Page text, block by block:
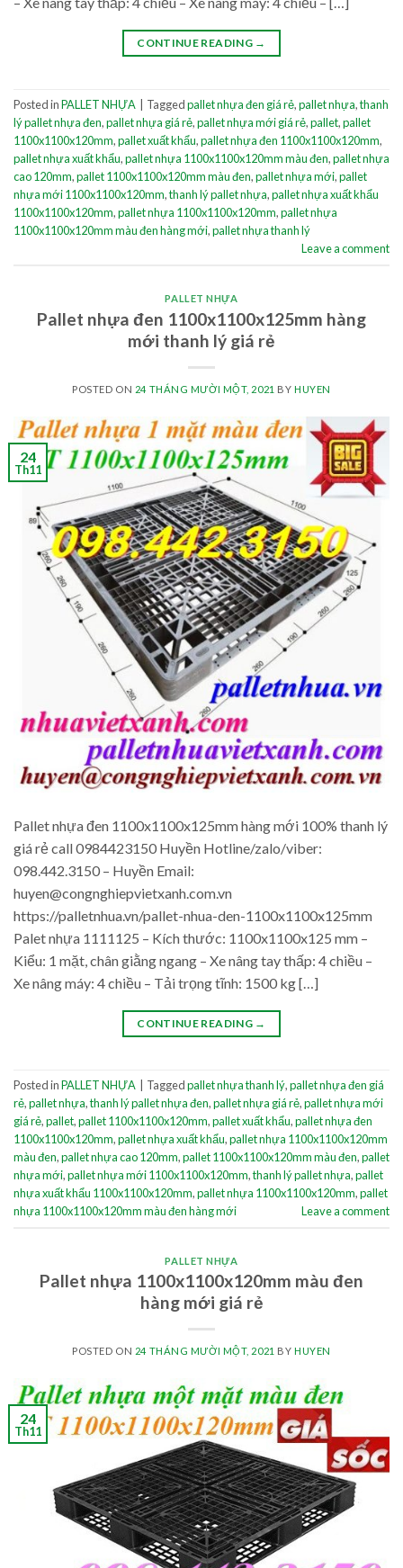
CONTINUE READING →
Posted inPALLET NHỰA Taggedpallet nhựa đen giá rẻ,pallet nhựa,thanh
lý pallet nhựa đen,pallet nhựa giá rẻ,pallet nhựa mới giá rẻ,pallet,pallet
1100x1100x120mm,pallet xuất khẩu,pallet nhựa đen 1100x1100x120mm,
pallet nhựa xuất khẩu,pallet nhựa 1100x1100x120mm màu đen,pallet nhựa
cao 120mm,pallet 1100x1100x120mm màu đen,pallet nhựa mới,pallet
nhựa mới 1100x1100x120mm,thanh lý pallet nhựa,pallet nhựa xuất khẩu
1100x1100x120mm,pallet nhựa 1100x1100x120mm,pallet nhựa
1100x1100x120mm màu đen hàng mới,pallet nhựa thanh lý
Leave a comment
PALLET NHỰA
Pallet nhựa đen 1100x1100x125mm hàng
mới thanh lý giá rẻ
POSTED ON 24 THÁNG MƯỜI MỘT, 2021 BY HUYEN
24
Th11
Pallet nhựa đen 1100x1100x125mm hàng mới 100% thanh lý
giá rẻ call 0984423150 Huyền Hotline/zalo/viber:
098.442.3150 – Huyền Email:
huyen@congnghiepvietxanh.com.vn
https://palletnhua.vn/pallet-nhua-den-1100x1100x125mm
Palet nhựa 1111125 – Kích thước: 1100x1100x125 mm –
Kiểu: 1 mặt, chân giằng ngang – Xe nâng tay thấp: 4 chiều –
Xe nâng máy: 4 chiều – Tải trọng tĩnh: 1500 kg […]
CONTINUE READING →
Posted inPALLET NHỰA Taggedpallet nhựa thanh lý,pallet nhựa đen giá
rẻ,pallet nhựa,thanh lý pallet nhựa đen,pallet nhựa giá rẻ,pallet nhựa mới
giá rẻ,pallet,pallet 1100x1100x120mm,pallet xuất khẩu,pallet nhựa đen
1100x1100x120mm,pallet nhựa xuất khẩu,pallet nhựa 1100x1100x120mm
màu đen,pallet nhựa cao 120mm,pallet 1100x1100x120mm màu đen,pallet
nhựa mới,pallet nhựa mới 1100x1100x120mm,thanh lý pallet nhựa,pallet
nhựa xuất khẩu 1100x1100x120mm,pallet nhựa 1100x1100x120mm,pallet
nhựa 1100x1100x120mm màu đen hàng mới
Leave a comment
PALLET NHỰA
Pallet nhựa 1100x1100x120mm màu đen
hàng mới giá rẻ
POSTED ON 24 THÁNG MƯỜI MỘT, 2021 BY HUYEN
24
Th11